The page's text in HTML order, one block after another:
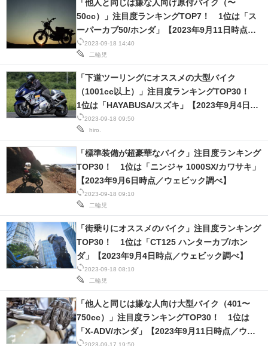
2023-09-18 14:40
二輪児
「他人と同じは嫌な人向け原付バイク（〜
50cc）」注目度ランキングTOP7！ 1位は「ス
ーパーカブ50/ホンダ」【2023年9月11日時点／
ウェビック調べ】
2023-09-18 09:50
hiro.
「下道ツーリングにオススメの大型バイク
（1001cc以上）」注目度ランキングTOP30！
1位は「HAYABUSA/スズキ」【2023年9月4日時
点／ウェビック調べ】
2023-09-18 09:10
二輪児
「標準装備が超豪華なバイク」注目度ランキング
TOP30！ 1位は「ニンジャ 1000SX/カワサキ」
【2023年9月6日時点／ウェビック調べ】
2023-09-18 08:10
二輪児
「街乗りにオススメのバイク」注目度ランキング
TOP30！ 1位は「CT125 ハンターカブ/ホン
ダ」【2023年9月4日時点／ウェビック調べ】
2023-09-17 19:50
「他人と同じは嫌な人向け大型バイク（401〜
750cc）」注目度ランキングTOP30！ 1位は
「X-ADV/ホンダ」【2023年9月11日時点／ウェ